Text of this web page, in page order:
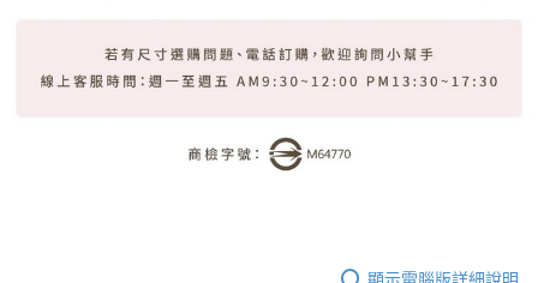
顯示電腦版詳細說明